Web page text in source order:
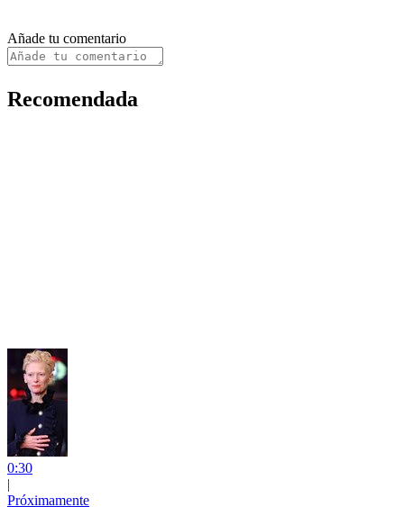
Añade tu comentario
Recomendada
0:30
|
Próximamente